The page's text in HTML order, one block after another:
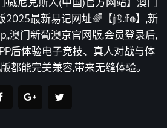
最新易记网址🌈【𝕛𝟡.𝕗𝕠】,新
澳门新葡澳京官网版,会员登录后,
后体验电子竞技、真人对战与体
都能完美兼容,带来无缝体验。